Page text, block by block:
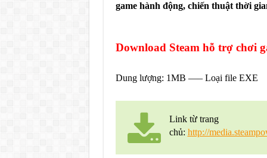
game hành động, chiến thuật thời
Download Steam hỗ trợ chơi
Dung lượng: 1MB —– Loại file EXE
Link từ trang
chủ: http://